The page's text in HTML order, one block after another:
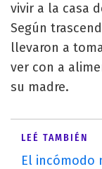
vivir a la casa
Según
llevaron a
ver con a
su madre.
LEÉ TAMBIÉN
El incómodo